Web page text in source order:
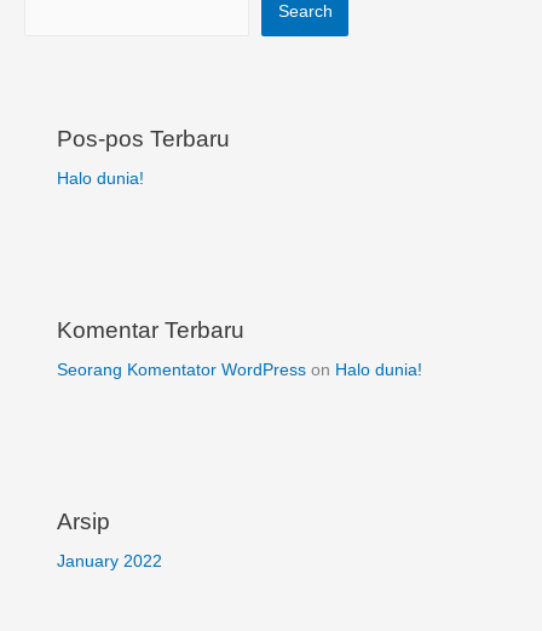
Search
Pos-pos Terbaru
Halo dunia!
Komentar Terbaru
Seorang Komentator WordPress on Halo dunia!
Arsip
January 2022